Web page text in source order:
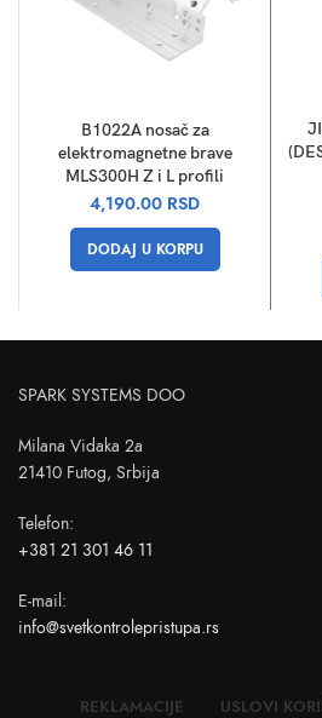
B1022A nosač za
elektromagnetne brave
MLS300H Z i L profili
4,190.00 RSD
DODAJ U KORPU
SPARK SYSTEMS DOO
Milana Vidaka 2a
21410 Futog, Srbija
Telefon:
+381 21 301 46 11
E-mail :
info@svetkontrolepristupa.rs
REKLAMACIJE USLOVI